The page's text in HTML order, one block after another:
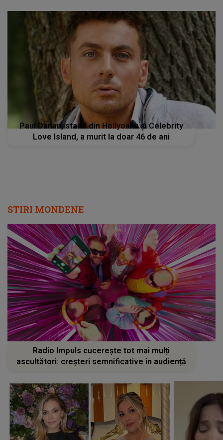
Paul Danan, starul din Hollyoaks și Celebrity
Love Island, a murit la doar 46 de ani
STIRI MONDENE
Radio Impuls cucerește tot mai mulți
ascultători: creșteri semnificative în audiență